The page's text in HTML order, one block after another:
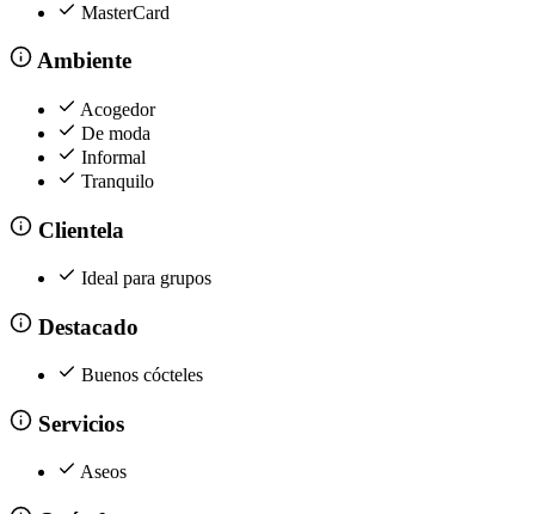
MasterCard
Ambiente
Acogedor
De moda
Informal
Tranquilo
Clientela
Ideal para grupos
Destacado
Buenos cócteles
Servicios
Aseos